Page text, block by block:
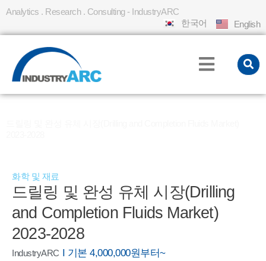
Analytics . Research . Consulting - IndustryARC
한국어
English
화학 및 재료
드릴링 및 완성 유체 시장(Drilling
and Completion Fluids Market)
2023-2028
IndustryARC I 기본 4,000,000원부터~